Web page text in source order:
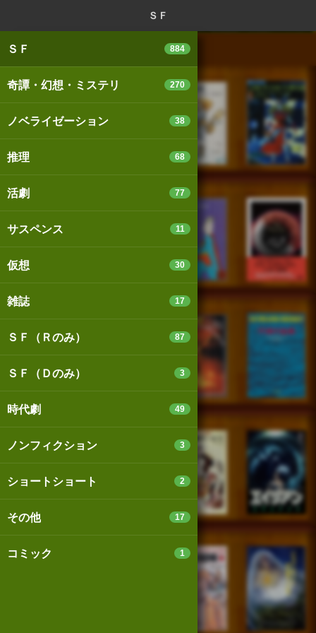
ＳＦ
ＳＦ 884
奇譚・幻想・ミステリ 270
ノベライゼーション 38
推理 68
活劇 77
サスペンス 11
仮想 30
雑誌 17
ＳＦ（Ｒのみ） 87
ＳＦ（Ｄのみ） 3
時代劇 49
ノンフィクション 3
ショートショート 2
その他 17
コミック 1
スマートフォン版 パソコン版
個人情報保護基本方針
Cookie等の利用に関するガイドライン
サイトアクセス情報の取得について
法人・プレスお問い合わせ 運営会社
※本サイトはアフィリエイトプログラムによる収益を得ていま